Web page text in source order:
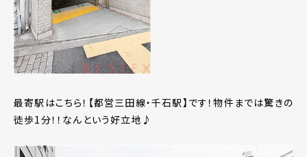
最寄駅はこちら！【都営三田線・千石駅】です！物件までは驚きの
徒歩1分！！なんという好立地♪